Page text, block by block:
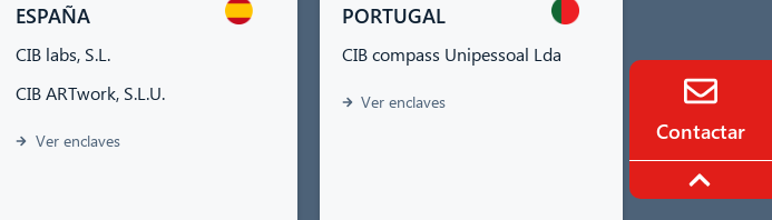
ESPAÑA
CIB labs, S.L.
CIB ARTwork, S.L.U.
Ver enclaves
PORTUGAL
CIB compass Unipessoal Lda
Ver enclaves
Contactar